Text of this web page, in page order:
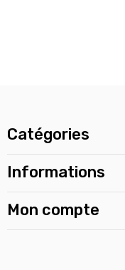
Catégories
Informations
Mon compte